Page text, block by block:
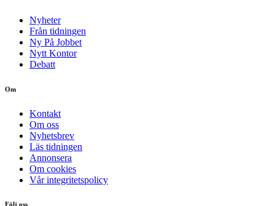
Nyheter
Från tidningen
Ny På Jobbet
Nytt Kontor
Debatt
Om
Kontakt
Om oss
Nyhetsbrev
Läs tidningen
Annonsera
Om cookies
Vår integritetspolicy
Följ oss